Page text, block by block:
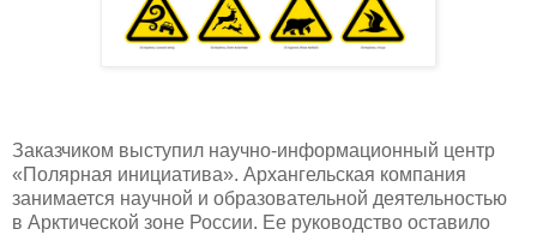
Заказчиком выступил научно-информационный центр
«Полярная инициатива». Архангельская компания
занимается научной и образовательной деятельностью
в Арктической зоне России. Ее руководство оставило